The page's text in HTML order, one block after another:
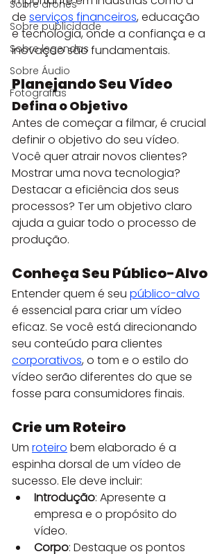
Sobre drones
Sobre publicidade
Sobre legendas
Sobre Áudio
Fotografias
de serviços financeiros, educação
e tecnologia, onde a confiança e a
inovação são fundamentais.
Planejando Seu Vídeo
Defina o Objetivo
Antes de começar a filmar, é crucial
definir o objetivo do seu vídeo.
Você quer atrair novos clientes?
Mostrar uma nova tecnologia?
Destacar a eficiência dos seus
processos? Ter um objetivo claro
ajuda a guiar todo o processo de
produção.
Conheça Seu Público-Alvo
Entender quem é seu público-alvo
é essencial para criar um vídeo
eficaz. Se você está direcionando
seu conteúdo para clientes
corporativos, o tom e o estilo do
vídeo serão diferentes do que se
fosse para consumidores finais.
Crie um Roteiro
Um roteiro bem elaborado é a
espinha dorsal de um vídeo de
sucesso. Ele deve incluir:
Introdução: Apresente a
empresa e o propósito do
vídeo.
Corpo: Destaque os pontos